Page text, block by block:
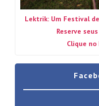
Lektrik: Um Festival
Reserve
Clique no